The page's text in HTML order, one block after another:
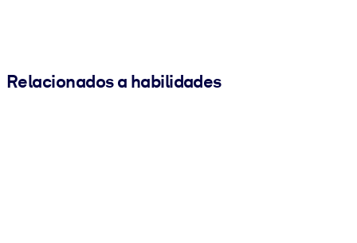
Relacionados a habilidades